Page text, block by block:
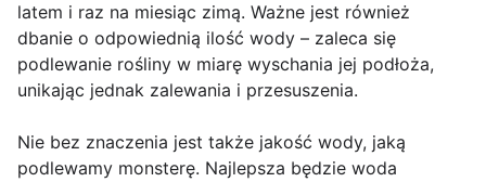
latem i raz na miesiąc zimą. Ważne jest również
dbanie o odpowiednią ilość wody – zaleca się
podlewanie rośliny w miarę wyschania jej podłoża,
unikając jednak zalewania i przesuszenia.
Nie bez znaczenia jest także jakość wody, jaką
podlewamy monsterę. Najlepsza będzie woda